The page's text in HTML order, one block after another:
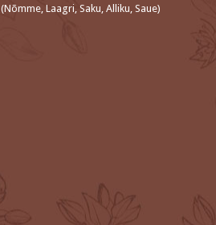
(Nõmme, Laagri, Saku, Alliku, Saue)